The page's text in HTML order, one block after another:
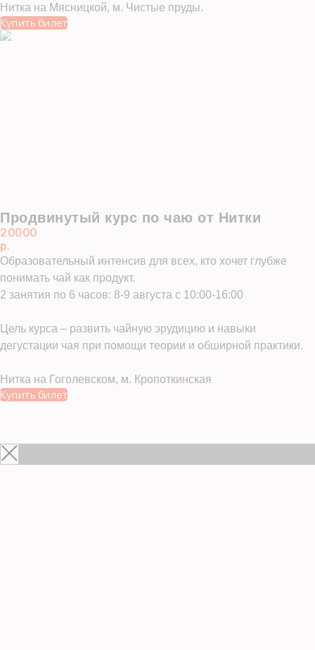
Нитка на Мясницкой, м. Чистые пруды.
Купить билет
Продвинутый курс по чаю от Нитки
20000
р.
Образовательный интенсив для всех, кто хочет глубже
понимать чай как продукт.
2 занятия по 6 часов: 8-9 августа с 10:00-16:00
Цель курса – развить чайную эрудицию и навыки
дегустации чая при помощи теории и обширной практики.
Нитка на Гоголевском, м. Кропоткинская
Купить билет